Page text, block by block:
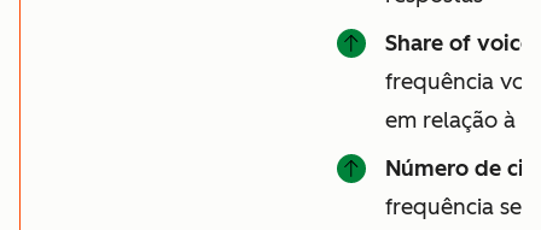
Share of voice
frequência
em relação à
Número de
frequência